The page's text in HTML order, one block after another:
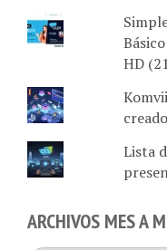
HD
Lista
ARCHIVOS MES A